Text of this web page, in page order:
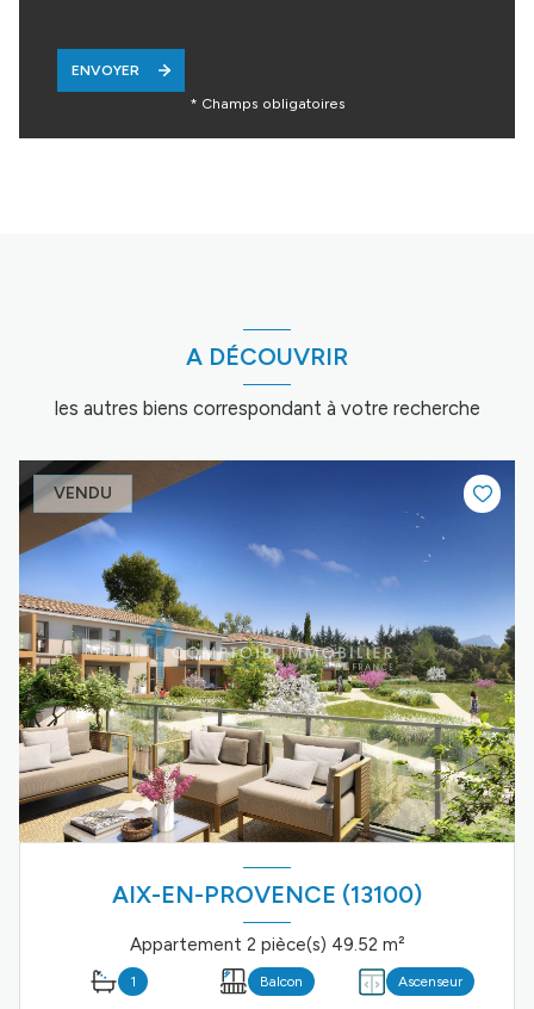
ENVOYER
* Champs obligatoires
A DÉCOUVRIR
les autres biens correspondant à votre recherche
VENDU
AIX-EN-PROVENCE (13100)
Appartement 2 pièce(s) 49.52 m²
1 Balcon Ascenseur